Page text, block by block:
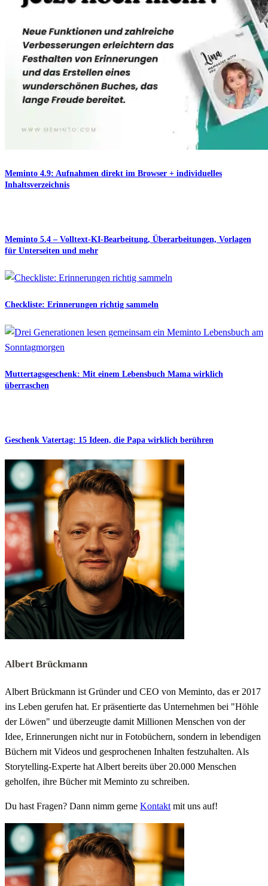
Meminto 4.9: Aufnahmen direkt im Browser + individuelles
Inhaltsverzeichnis
Meminto 5.4 – Volltext-KI-Bearbeitung, Überarbeitungen, Vorlagen
für Unterseiten und mehr
Checkliste: Erinnerungen richtig sammeln
Muttertagsgeschenk: Mit einem Lebensbuch Mama wirklich
überraschen
Geschenk Vatertag: 15 Ideen, die Papa wirklich berühren
Albert Brückmann
Albert Brückmann ist Gründer und CEO von Meminto, das er 2017
ins Leben gerufen hat. Er präsentierte das Unternehmen bei "Höhle
der Löwen" und überzeugte damit Millionen Menschen von der
Idee, Erinnerungen nicht nur in Fotobüchern, sondern in lebendigen
Büchern mit Videos und gesprochenen Inhalten festzuhalten. Als
Storytelling-Experte hat Albert bereits über 20.000 Menschen
geholfen, ihre Bücher mit Meminto zu schreiben.
Du hast Fragen? Dann nimm gerne Kontaktmit uns auf!